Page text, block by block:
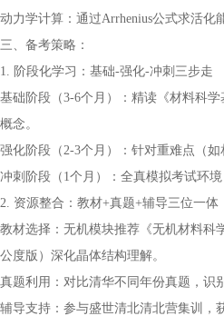
动力学计算：通过Arrhenius公式求活化
三、备考策略：
1. 阶段化学习：基础-强化-冲刺三步走
基础阶段（3-6个月）：精读《材料科
概念。
强化阶段（2-3个月）：针对重难点（
冲刺阶段（1个月）：全真模拟考试环
2. 资源整合：教材+真题+辅导三位一体
教材选择：无机模块推荐《无机材料科
公度版）深化晶体结构理解。
真题利用：对比清华不同年份真题，识
辅导支持：参与盛世清北清北营集训，